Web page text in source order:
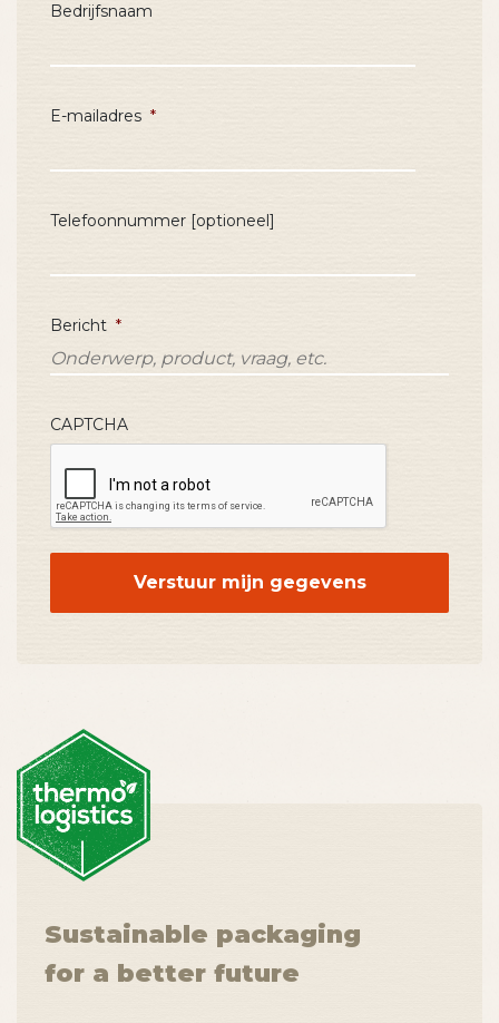
Bedrijfsnaam
E-mailadres *
Telefoonnummer [optioneel]
Bericht *
CAPTCHA
Sustainable packaging
for a better future